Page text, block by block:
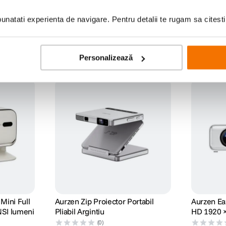
experienta de navigare. Pentru detalii te rugam sa citesti
Personalizează
la detectarea obstacolelor din zona de proiectie, cum ar fi rafturi sau
dispozitivul. Acest lucru va ofera mai multa flexibilitate in configurarea
la 1080p.
Full
lumeni
Aurzen Zip Proiector Portabil
Pliabil Argintiu
(0)
Aurzen
HD 1920
Integrat